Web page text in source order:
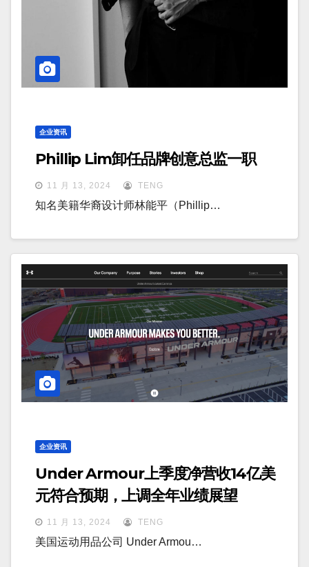
企业资讯
Phillip Lim卸任品牌创意总监一职
11 月 13, 2024 TENG
知名美籍华裔设计师林能平（Phillip…
企业资讯
Under Armour上季度净营收14亿美
元符合预期，上调全年业绩展望
11 月 13, 2024 TENG
美国运动用品公司 Under Armou…